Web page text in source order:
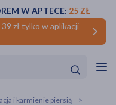
zł tylko w aplikacji
W APTECE: 25 ZŁ
i karmienie piersią